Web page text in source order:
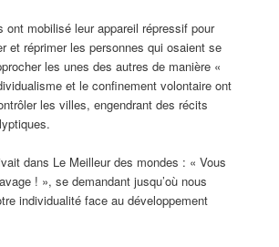
ont mobilisé leur appareil répressif pour
et réprimer les personnes qui osaient se
les unes des autres de manière «
et le confinement volontaire ont
les villes, engendrant des récits
dans Le Meilleur des mondes : « Vous
! », se demandant jusqu’où nous
individualité face au développement